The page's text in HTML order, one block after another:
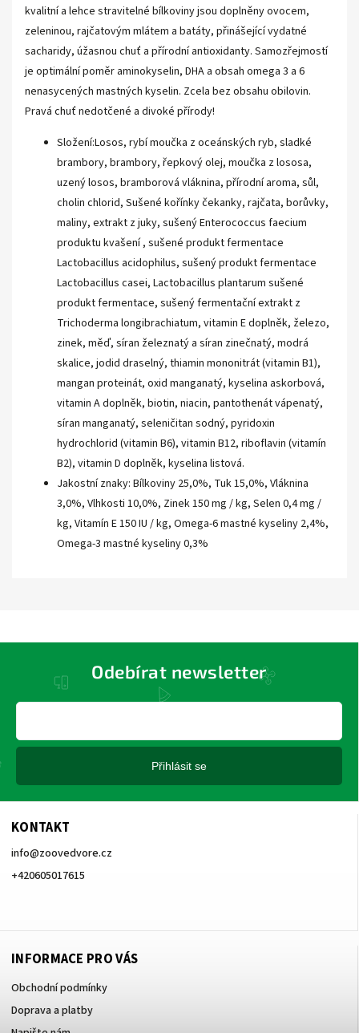
kvalitní a lehce stravitelné bílkoviny jsou doplněny ovocem,
zeleninou, rajčatovým mlátem a batáty, přinášející vydatné
sacharidy, úžasnou chuť a přírodní antioxidanty. Samozřejmostí
je optimální poměr aminokyselin, DHA a obsah omega 3 a 6
nenasycených mastných kyselin. Zcela bez obsahu obilovin.
Pravá chuť nedotčené a divoké přírody!
Složení:Losos, rybí moučka z oceánských ryb, sladké
brambory, brambory, řepkový olej, moučka z lososa,
uzený losos, bramborová vláknina, přírodní aroma, sůl,
cholin chlorid, Sušené kořínky čekanky, rajčata, borůvky,
maliny, extrakt z juky, sušený Enterococcus faecium
produktu kvašení , sušené produkt fermentace
Lactobacillus acidophilus, sušený produkt fermentace
Lactobacillus casei, Lactobacillus plantarum sušené
produkt fermentace, sušený fermentační extrakt z
Trichoderma longibrachiatum, vitamin E doplněk, železo,
zinek, měď, síran železnatý a síran zinečnatý, modrá
skalice, jodid draselný, thiamin mononitrát (vitamin B1),
mangan proteinát, oxid manganatý, kyselina askorbová,
vitamin A doplněk, biotin, niacin, pantothenát vápenatý,
síran manganatý, seleničitan sodný, pyridoxin
hydrochlorid (vitamin B6), vitamin B12, riboflavin (vitamín
B2), vitamin D doplněk, kyselina listová.
Jakostní znaky: Bílkoviny 25,0%, Tuk 15,0%, Vláknina
3,0%, Vlhkosti 10,0%, Zinek 150 mg / kg, Selen 0,4 mg /
kg, Vitamín E 150 IU / kg, Omega-6 mastné kyseliny 2,4%,
Omega-3 mastné kyseliny 0,3%
KONTAKT
info@zoovedvore.cz
+420605017615
INFORMACE PRO VÁS
Obchodní podmínky
Doprava a platby
Odebírat newsletter
Přihlásit se